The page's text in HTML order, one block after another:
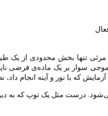
تنها بخش محدودی از یک
بر یک ماده‌ی فرضی
که با نور و آینه انجام
درست مثل یک توپ که به